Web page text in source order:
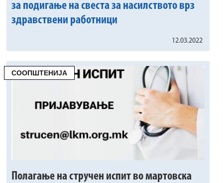
за подигање на свеста за насилството врз
здравствени работници
12.03.2022
СООПШТЕНИЈА
Полагање на стручен испит во мартовска